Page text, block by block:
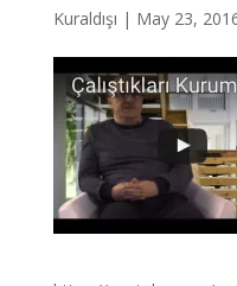
Kuraldışı | May 23,